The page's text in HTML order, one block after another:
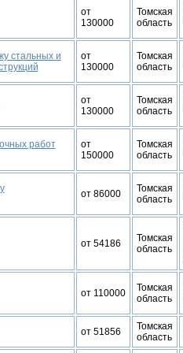
от
130000
Томская
область
стальных и
от
130000
Томская
область
от
130000
Томская
область
работ
от
150000
Томская
область
от 86000
Томская
область
от 54186
Томская
область
от 110000
Томская
область
от 51856
Томская
область